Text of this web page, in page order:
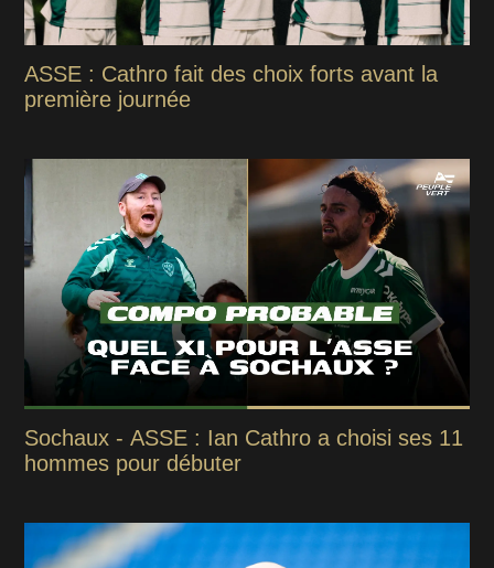
ASSE : Cathro fait des choix forts avant la
première journée
Sochaux - ASSE : Ian Cathro a choisi ses 11
hommes pour débuter